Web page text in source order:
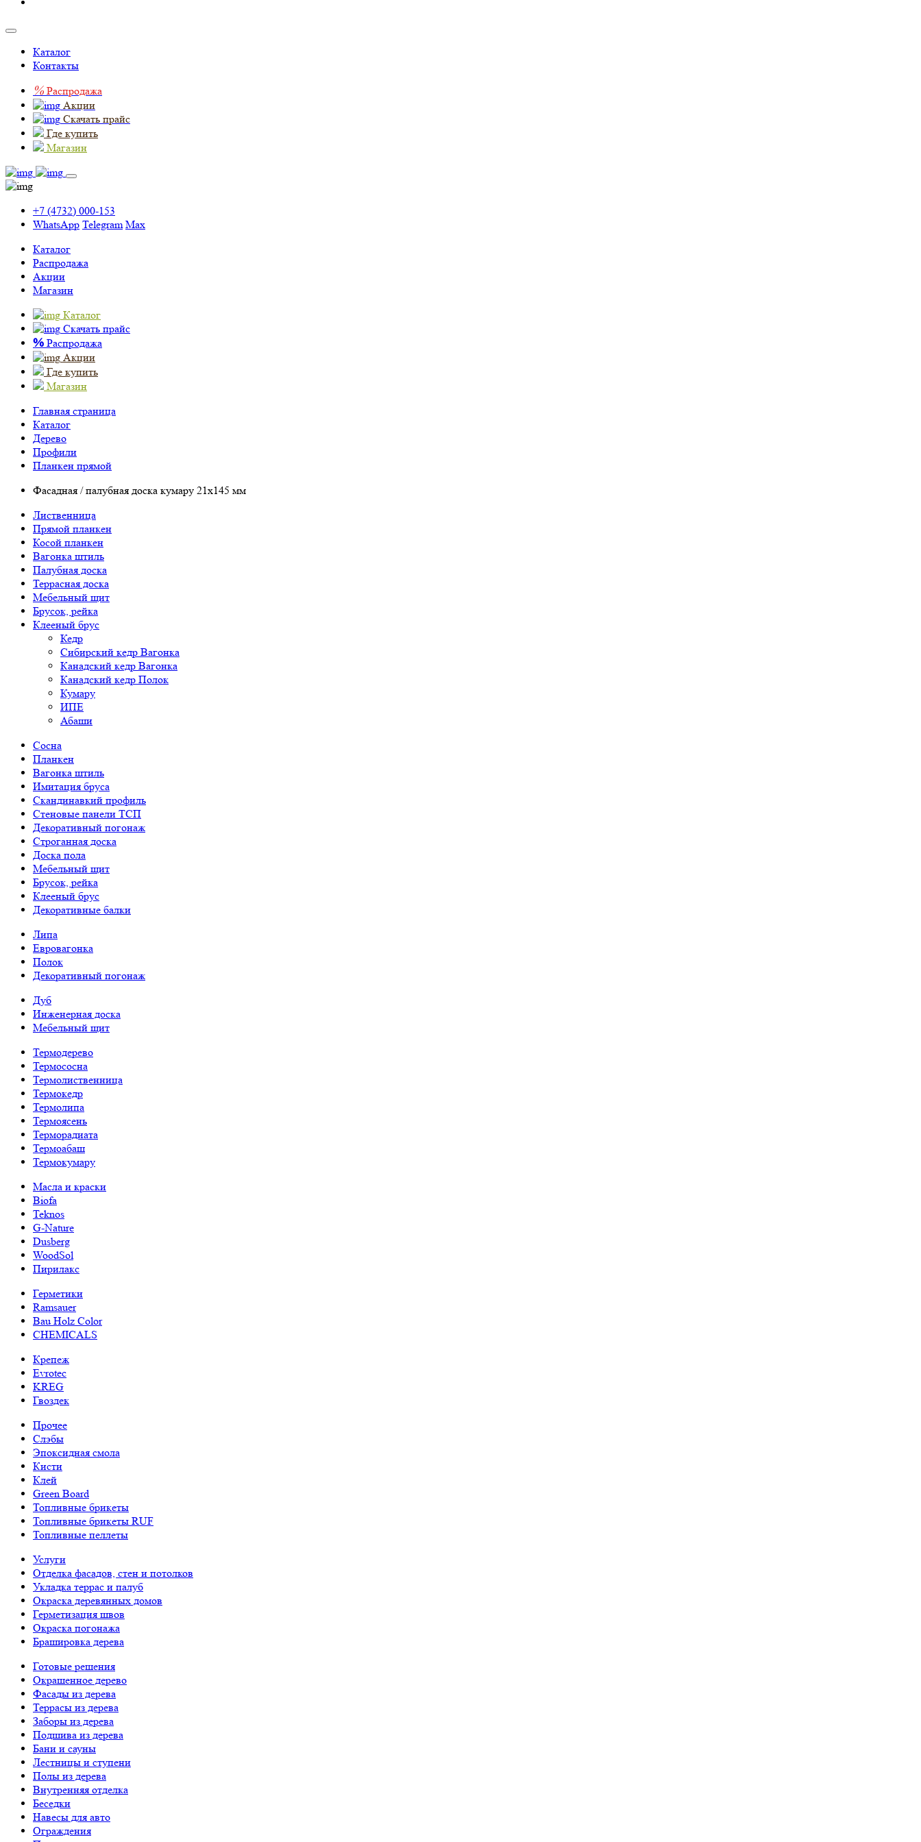
Каталог
Контакты
% Распродажа
Акции
Скачать прайс
Где купить
Магазин
+7 (4732) 000-153
WhatsApp Telegram Max
Каталог
Распродажа
Акции
Магазин
Каталог
Скачать прайс
% Распродажа
Акции
Где купить
Магазин
Главная страница
Каталог
Дерево
Профили
Планкен прямой
Фасадная / палубная доска кумару 21х145 мм
Лиственница
Прямой планкен
Косой планкен
Вагонка штиль
Палубная доска
Террасная доска
Мебельный щит
Брусок, рейка
Клееный брус
Кедр
Сибирский кедр Вагонка
Канадский кедр Вагонка
Канадский кедр Полок
Кумару
ИПЕ
Абаши
Сосна
Планкен
Вагонка штиль
Имитация бруса
Скандинавкий профиль
Стеновые панели ТСП
Декоративный погонаж
Строганная доска
Доска пола
Мебельный щит
Брусок, рейка
Клееный брус
Декоративные балки
Липа
Евровагонка
Полок
Декоративный погонаж
Дуб
Инженерная доска
Мебельный щит
Термодерево
Термососна
Термолиственница
Термокедр
Термолипа
Термоясень
Терморадиата
Термоабаш
Термокумару
Масла и краски
Biofa
Teknos
G-Nature
Dusberg
WoodSol
Пирилакс
Герметики
Ramsauer
Bau Holz Color
CHEMICALS
Крепеж
Evrotec
KREG
Гвоздек
Прочее
Слэбы
Эпоксидная смола
Кисти
Клей
Green Board
Топливные брикеты
Топливные брикеты RUF
Топливные пеллеты
Услуги
Отделка фасадов, стен и потолков
Укладка террас и палуб
Окраска деревянных домов
Герметизация швов
Окраска погонажа
Брашировка дерева
Готовые решения
Окрашенное дерево
Фасады из дерева
Террасы из дерева
Заборы из дерева
Подшива из дерева
Бани и сауны
Лестницы и ступени
Полы из дерева
Внутренняя отделка
Беседки
Навесы для авто
Ограждения